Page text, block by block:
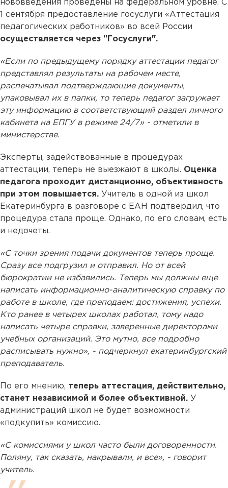
нововведения проведены на федеральном уровне. С
1 сентября предоставление госуслуги «Аттестация
педагогических работников» во всей России
осуществляется через "Госуслуги".
«Если по предыдущему порядку аттестации педагог
представлял результаты на рабочем месте,
распечатывал подтверждающие документы,
упаковывал их в папки, то теперь педагог загружает
эту информацию в соответствующий раздел личного
кабинета на ЕПГУ в режиме 24/7» - отметили в
министерстве.
Эксперты, задействованные в процедурах
аттестации, теперь не выезжают в школы. Оценка
педагога проходит дистанционно, объективность
при этом повышается. Учитель в одной из школ
Екатеринбурга в разговоре с ЕАН подтвердил, что
процедура стала проще. Однако, по его словам, есть
и недочеты.
«С точки зрения подачи документов теперь проще.
Сразу все подгрузил и отправил. Но от всей
бюрократии не избавились. Теперь мы должны еще
написать информационно-аналитическую справку по
работе в школе, где преподаем: достижения, успехи.
Кто ранее в четырех школах работал, тому надо
написать четыре справки, заверенные директорами
учебных организаций. Это мутно, все подробно
расписывать нужно», - подчеркнул екатеринбургский
преподаватель.
По его мнению, теперь аттестация, действительно,
станет независимой и более объективной. У
администраций школ не будет возможности
«подкупить» комиссию.
«С комиссиями у школ часто были договоренности.
Поляну, так сказать, накрывали, и все», - говорит
учитель.